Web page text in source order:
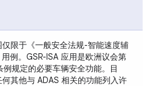
仅限于《一般安全法规-智能速度辅
例。GSR-ISA 应用是欧洲议会第
规定的必要车辆安全功能。目
其他与 ADAS 相关的功能列入许